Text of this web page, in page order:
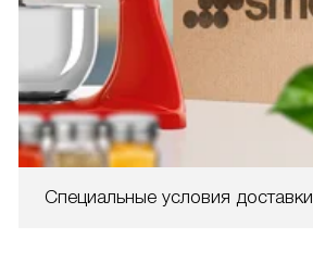
Специальные условия доставки